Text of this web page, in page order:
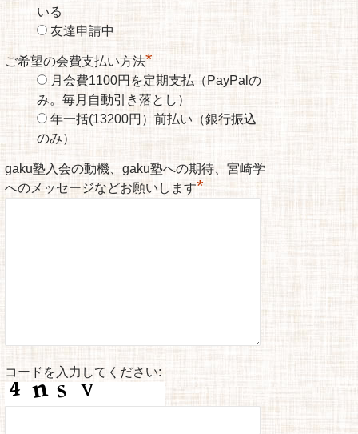
いる
友達申請中
ご希望の会費支払い方法*
月会費1100円を定期支払（PayPalの
み。毎月自動引き落とし）
年一括(13200円）前払い（銀行振込
のみ）
gaku塾入会の動機、gaku塾への期待、宮崎学
へのメッセージなどお願いします*
コードを入力してください: